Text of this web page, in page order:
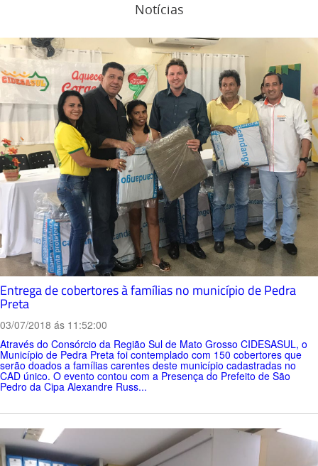
Notícias
Entrega de cobertores à famílias no município de Pedra
Preta
03/07/2018 ás 11:52:00
Através do Consórcio da Região Sul de Mato Grosso CIDESASUL, o
Município de Pedra Preta foi contemplado com 150 cobertores que
serão doados a famílias carentes deste município cadastradas no
CAD único. O evento contou com a Presença do Prefeito de São
Pedro da Cipa Alexandre Russ...